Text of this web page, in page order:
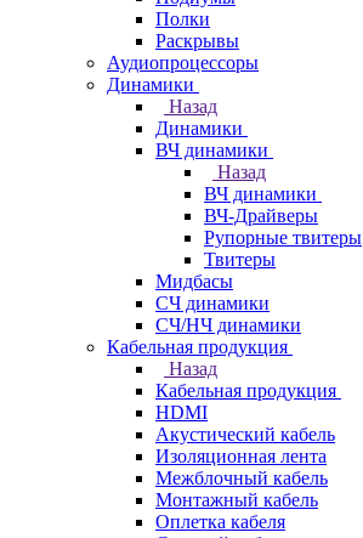
Полки
Раскрывы
Аудиопроцессоры
Динамики
Назад
Динамики
ВЧ динамики
Назад
ВЧ динамики
ВЧ-Драйверы
Рупорные твитеры
Твитеры
Мидбасы
СЧ динамики
СЧ/НЧ динамики
Кабельная продукция
Назад
Кабельная продукция
HDMI
Акустический кабель
Изоляционная лента
Межблочный кабель
Монтажный кабель
Оплетка кабеля